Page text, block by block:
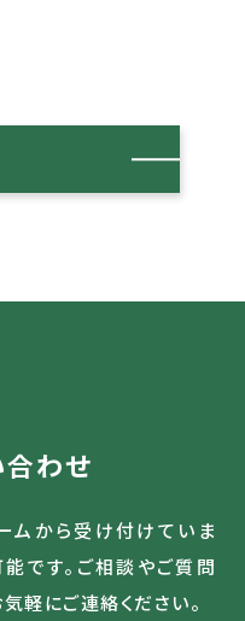
わせ
ムから受け付けていま
です。 ご相談やご質問
気軽にご連絡ください。